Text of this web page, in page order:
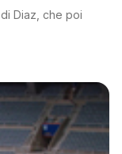
Diaz, che poi